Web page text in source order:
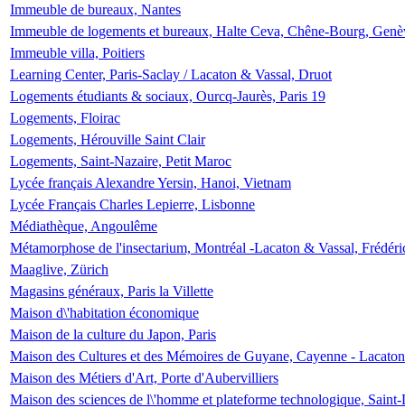
Immeuble de bureaux, Nantes
Immeuble de logements et bureaux, Halte Ceva, Chêne-Bourg,
Immeuble villa, Poitiers
Learning Center, Paris-Saclay / Lacaton & Vassal, Druot
Logements étudiants & sociaux, Ourcq-Jaurès, Paris 19
Logements, Floirac
Logements, Hérouville Saint Clair
Logements, Saint-Nazaire, Petit Maroc
Lycée français Alexandre Yersin, Hanoi, Vietnam
Lycée Français Charles Lepierre, Lisbonne
Médiathèque, Angoulême
Métamorphose de l'insectarium, Montréal -Lacaton & Vassal,
Maaglive, Zürich
Magasins généraux, Paris la Villette
Maison d\'habitation économique
Maison de la culture du Japon, Paris
Maison des Cultures et des Mémoires de Guyane, Cayenne -
Maison des Métiers d'Art, Porte d'Aubervilliers
Maison des sciences de l\'homme et plateforme technologique,